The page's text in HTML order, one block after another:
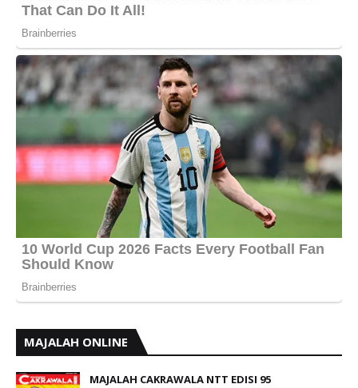
MAJALAH ONLINE
MAJALAH CAKRAWALA NTT EDISI 95